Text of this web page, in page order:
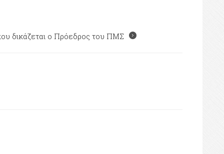
δικάζεται ο Πρόεδρος του ΠΜΣ